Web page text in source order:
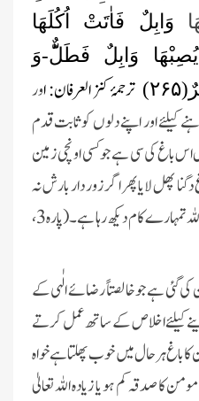
وَابِلٌ فَاٰتَتْ اُكُلَهَا
وَابِلٌ فَطَلٌّؕ-وَ
۲۶۵) ترجمۂ کنز العرفان: اور
کیلئے اور اپنے دلوں کو ثابت قدم
باغ کی سی ہے جو کسی اونچی زمین
پھل لایا پھر اگر زور دار بارش نہ
پڑے تو ہلکی سی پھوار ہی کافی ہے اور اللہ تمہارے کام دیکھ رہا ہے۔(پارہ3،
گئی ہےجو خالصتاً رضائے الٰہی کے
کیلئے اخلاص کے ساتھ عمل کرتے
باغ ہر حا ل میں خوب پھلتا ہے خواہ
کا صدقہ کم ہو یا زیادہ اللہ تعالیٰ